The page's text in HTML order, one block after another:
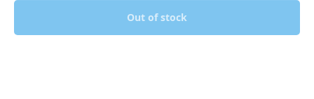
Out of stock